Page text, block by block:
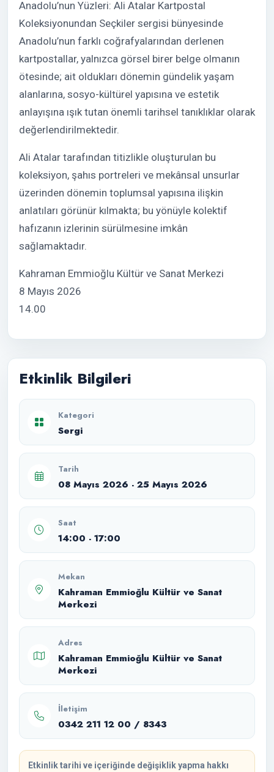
Anadolu’nun Yüzleri: Ali Atalar Kartpostal
Koleksiyonundan Seçkiler sergisi bünyesinde
Anadolu’nun farklı coğrafyalarından derlenen
kartpostallar, yalnızca görsel birer belge olmanın
ötesinde; ait oldukları dönemin gündelik yaşam
alanlarına, sosyo-kültürel yapısına ve estetik
anlayışına ışık tutan önemli tarihsel tanıklıklar olarak
değerlendirilmektedir.
Ali Atalar tarafından titizlikle oluşturulan bu
koleksiyon, şahıs portreleri ve mekânsal unsurlar
üzerinden dönemin toplumsal yapısına ilişkin
anlatıları görünür kılmakta; bu yönüyle kolektif
hafızanın izlerinin sürülmesine imkân
sağlamaktadır.
Kahraman Emmioğlu Kültür ve Sanat Merkezi
8 Mayıs 2026
14.00
Etkinlik Bilgileri
Kategori
Sergi
Tarih
08 Mayıs 2026 - 25 Mayıs 2026
Saat
14:00 - 17:00
Mekan
Kahraman Emmioğlu Kültür ve Sanat
Merkezi
Adres
Kahraman Emmioğlu Kültür ve Sanat
Merkezi
İletişim
0342 211 12 00 / 8343
Etkinlik tarihi ve içeriğinde değişiklik yapma hakkı